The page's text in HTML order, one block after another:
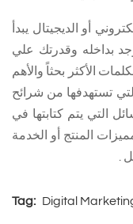
أو الديجيتال يبدأ
بداخله وقدرتك علي
الأكثر بحثاً والأهم
تستهدفها من شرائح
التي يتم كتابتها في
المنتج أو الخدمة
.
Tag: Digital